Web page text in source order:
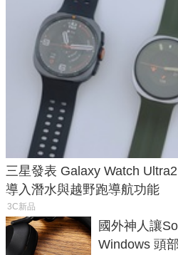
三星發表 Galaxy Watch
導入潛水與越野跑導航功能
3C新品
國外神人讓
Windows 頭